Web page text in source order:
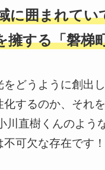
に囲まれてい
擁する「磐梯
をどうように創出
化するのか、それ
川直樹くんのよう
可欠な存在です！